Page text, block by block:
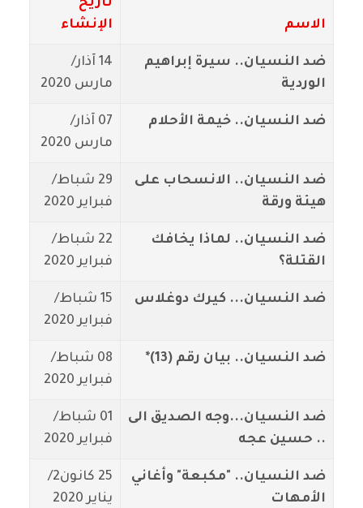
الاسم
تاريخ
الإنشاء
ضد النسيان.. سيرة إبراهيم
الوردية
14 آذار/
مارس 2020
ضد النسيان.. خيمة الأحلام
07 آذار/
مارس 2020
ضد النسيان.. الانسحاب على
هيئة ورقة
29 شباط/
فبراير 2020
ضد النسيان.. لماذا يخافك
القتلة؟
22 شباط/
فبراير 2020
ضد النسيان... كيرك دوغلاس
15 شباط/
فبراير 2020
ضد النسيان.. بيان رقم (13)*
08 شباط/
فبراير 2020
ضد النسيان...وجه الصديق الى
.. حسين عجه
01 شباط/
فبراير 2020
ضد النسيان.. "مكبعة" وأغاني
الأمهات
25 كانون2/
يناير 2020